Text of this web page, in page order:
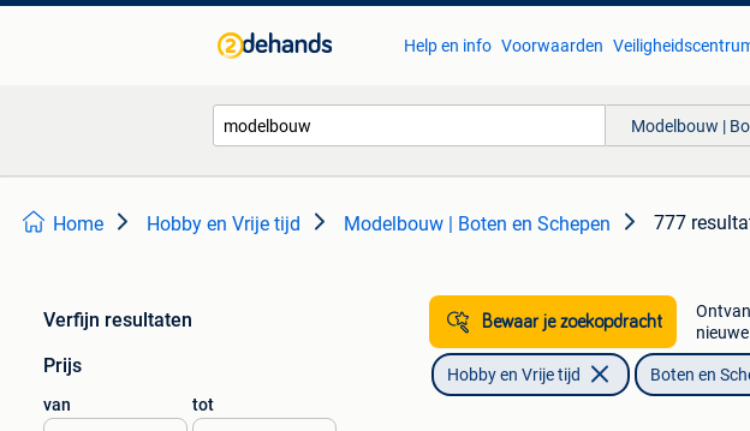
Help en info Voorwaarden
Modelbouw |
Home Hobby en Vrije tijd Modelbouw | Boten en Schepen 777
Verfijn resultaten
Prijs
van tot
Bewaar je zoekopdracht
Hobby en Vrije tijd Boten en